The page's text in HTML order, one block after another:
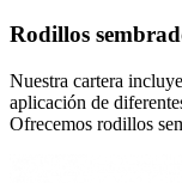
Rodillos
Nuestra cartera
aplicación de
Ofrecemos rodillos